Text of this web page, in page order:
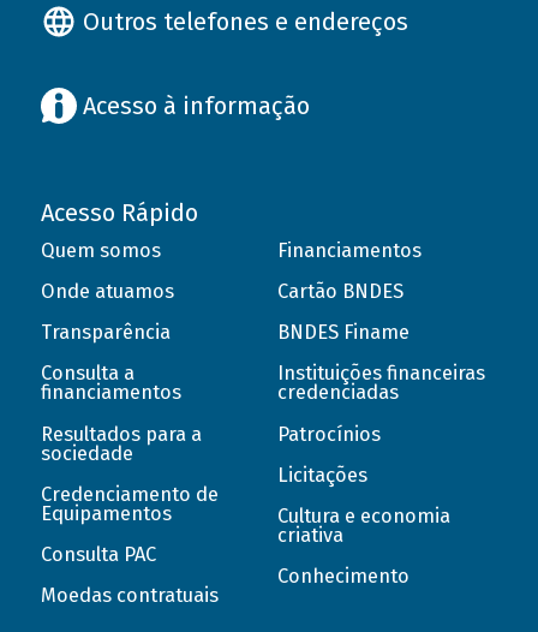
Outros telefones e endereços
Acesso à informação
Acesso Rápido
Quem somos
Onde atuamos
Transparência
Consulta a
financiamentos
Resultados para a
sociedade
Credenciamento de
Equipamentos
Consulta PAC
Moedas contratuais
Financiamentos
Cartão BNDES
BNDES Finame
Instituições financeiras
credenciadas
Patrocínios
Licitações
Cultura e economia
criativa
Conhecimento